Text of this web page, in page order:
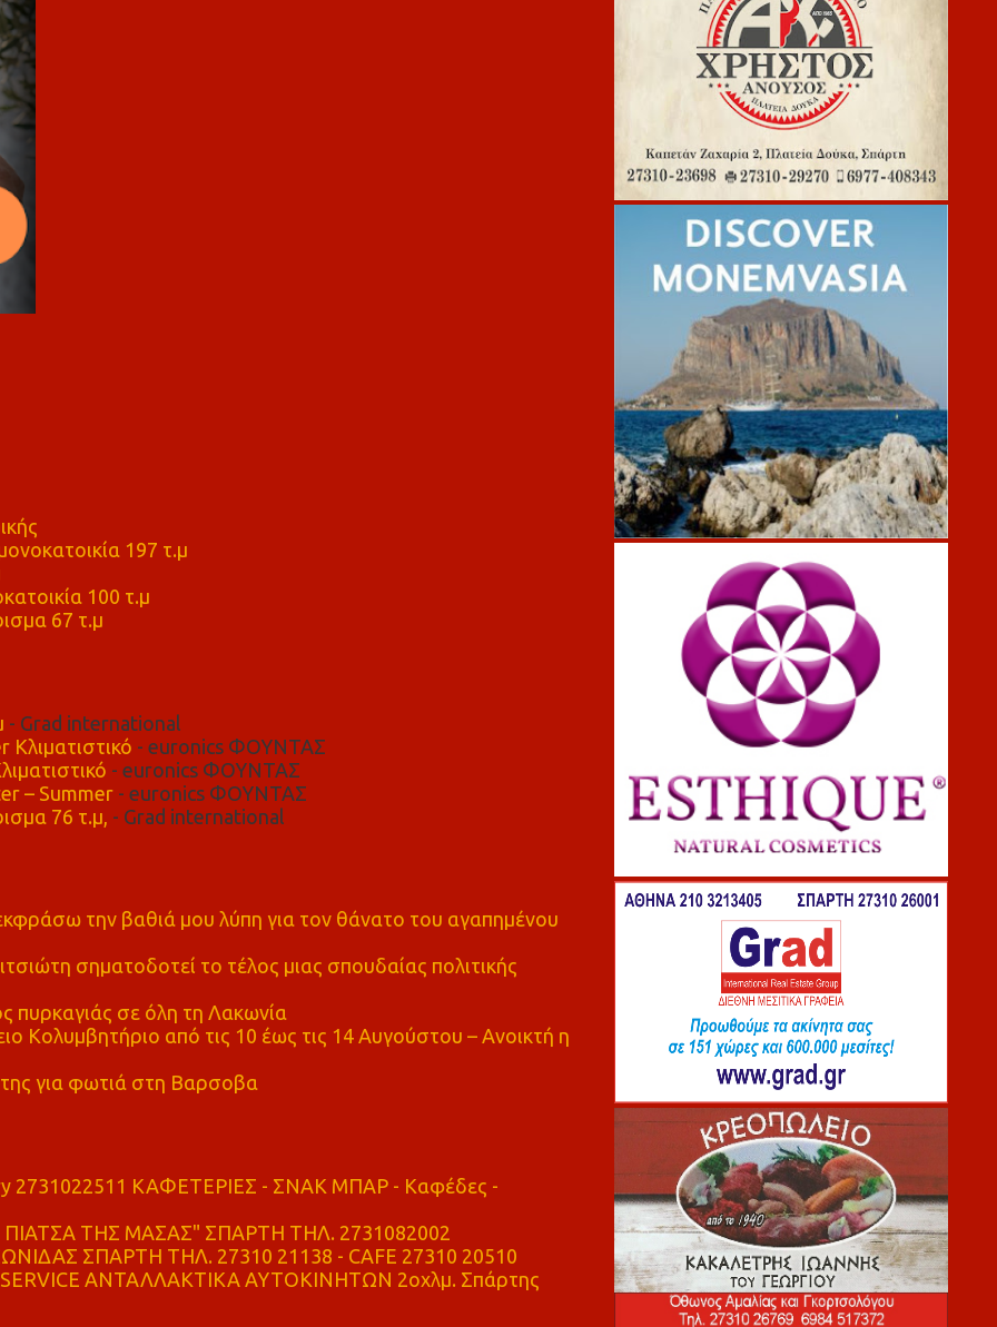
197 τ.μ
100 τ.μ
67 τ.μ
- Grad international
- euronics ΦΟΥΝΤΑΣ
- euronics ΦΟΥΝΤΑΣ
– Summer- euronics ΦΟΥΝΤΑΣ
76 τ.μ, - Grad international
την βαθιά μου λύπη για τον θάνατο του αγαπημένου
σηματοδοτεί το τέλος μιας σπουδαίας πολιτικής
πυρκαγιάς σε όλη τη Λακωνία
Κολυμβητήριο από τις 10 έως τις 14 Αυγούστου – Ανοικτή η
για φωτιά στη Βαρσοβα
2731022511 ΚΑΦΕΤΕΡΙΕΣ - ΣΝΑΚ ΜΠΑΡ - Καφέδες -
ΤΗΣ ΜΑΣΑΣ" ΣΠΑΡΤΗ ΤΗΛ. 2731082002
ΣΠΑΡΤΗ ΤΗΛ. 27310 21138 - CAFE 27310 20510
ΑΝΤΑΛΛΑΚΤΙΚΑ ΑΥΤΟΚΙΝΗΤΩΝ 2οχλμ. Σπάρτης